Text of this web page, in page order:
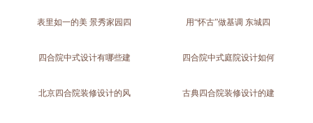
表里如一的美 景秀家园四 用“怀古”做基调 东城四
四合院中式设计有哪些建 四合院中式庭院设计如何
北京四合院装修设计的风 古典四合院装修设计的建